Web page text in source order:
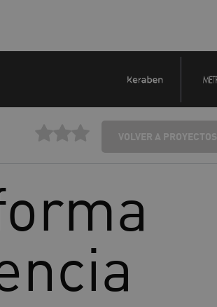
VOLVER A PROYECTOS